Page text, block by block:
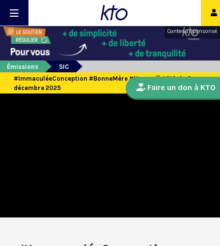
Contenu sponsorisé
Émissions
SIC
#ImmaculéeConception #BonneMère #Namur || #SIC du 8
décembre 2025
Faire un don à KTO